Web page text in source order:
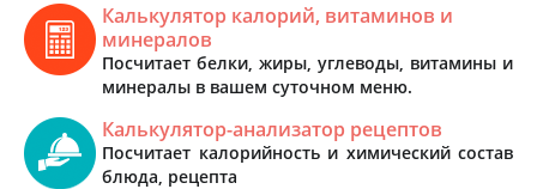
Калькулятор калорий, витаминов и
минералов
Посчитает белки, жиры, углеводы, витамины и
минералы в вашем суточном меню.
Калькулятор-анализатор рецептов
Посчитает калорийность и химический состав
блюда, рецепта